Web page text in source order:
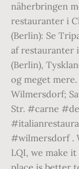
näherbringen
restauranter i
(Berlin): Se
af restauranter
(Berlin),
og meget
Wilmersdorf;
Str. #carne
#wilmersdorf .
LQI, we make